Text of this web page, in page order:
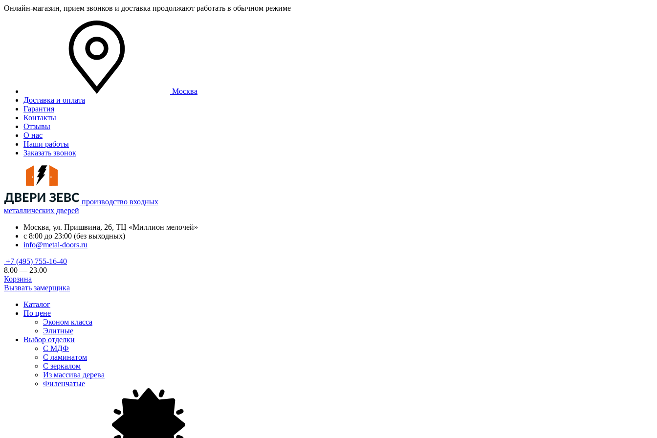
Онлайн-магазин, прием звонков и доставка продолжают работать в обычном режиме
Москва
Доставка и оплата
Гарантия
Контакты
Отзывы
О нас
Наши работы
Заказать звонок
производство входных
металлических дверей
Москва, ул. Пришвина, 26, ТЦ «Миллион мелочей»
с 8:00 до 23:00 (без выходных)
info@metal-doors.ru
+7 (495) 755-16-40
8.00 — 23.00
Корзина
Вызвать замерщика
Каталог
По цене
Эконом класса
Элитные
Выбор отделки
С МДФ
С ламинатом
С зеркалом
Из массива дерева
Филенчатые